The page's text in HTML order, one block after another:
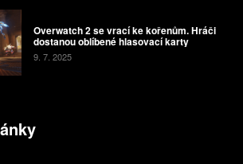
Overwatch 2 se vrací ke kořenům. Hráči
dostanou oblíbené hlasovací karty
9. 7. 2025